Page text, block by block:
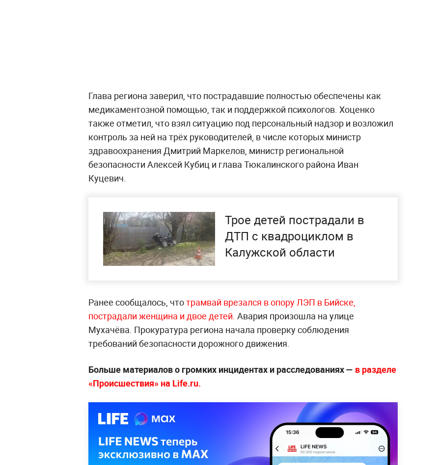
Глава региона заверил, что пострадавшие полностью обеспечены как
медикаментозной помощью, так и поддержкой психологов. Хоценко
также отметил, что взял ситуацию под персональный надзор и возложил
контроль за ней на трёх руководителей, в числе которых министр
здравоохранения Дмитрий Маркелов, министр региональной
безопасности Алексей Кубиц и глава Тюкалинского района Иван
Куцевич.
Трое детей пострадали в
ДТП с квадроциклом в
Калужской области
Ранее сообщалось, чтотрамвай врезался в опору ЛЭП в Бийске,
пострадали женщина и двое детей. Авария произошла на улице
Мухачёва. Прокуратура региона начала проверку соблюдения
требований безопасности дорожного движения.
Больше материалов о громких инцидентах и расследованиях — в разделе
«Происшествия» на Life.ru.